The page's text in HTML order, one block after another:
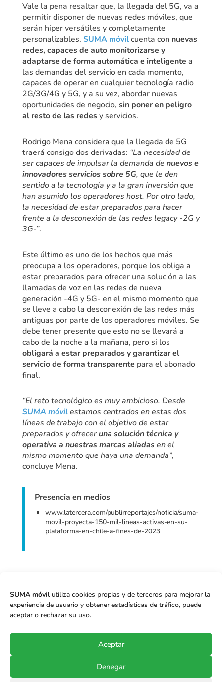
SUMA móvilutiliza cookies propias y de terceros para mejorar la
experiencia de usuario y obtener estadísticas de tráfico, puede
aceptar o rechazar su uso.
Aceptar
Denegar
Vale la pena resaltar que, la llegada del 5G, va a
permitir disponer de nuevas redes móviles, que
serán hiper versátiles y completamente
personalizables. SUMA móvilcuenta con nuevas
redes, capaces de auto monitorizarse y
adaptarse de forma automática e inteligente a
las demandas del servicio en cada momento,
capaces de operar en cualquier tecnología radio
2G/3G/4G y 5G, y a su vez, abordar nuevas
oportunidades de negocio, sin poner en peligro
al resto de las redesy servicios.
Rodrigo Mena considera que la llegada de 5G
traerá consigo dos derivadas: “La necesidad de
ser capaces de impulsar la demanda de nuevos e
innovadores servicios sobre 5G, que le den
sentido a la tecnología y a la gran inversión que
han asumido los operadores host. Por otro lado,
la necesidad de estar preparados para hacer
frente a la desconexión de las redes legacy -2G y
3G-”.
Este último es uno de los hechos que más
preocupa a los operadores, porque los obliga a
estar preparados para ofrecer una solución a las
llamadas de voz en las redes de nueva
generación -4G y 5G- en el mismo momento que
se lleve a cabo la desconexión de las redes más
antiguas por parte de los operadores móviles. Se
debe tener presente que esto no se llevará a
cabo de la noche a la mañana, pero si los
obligará a estar preparados y garantizar el
servicio de forma transparente para el abonado
final.
“El reto tecnológico es muy ambicioso. Desde
SUMA móvilestamos centrados en estas dos
líneas de trabajo con el objetivo de estar
preparados y ofreceruna solución técnica y
operativa a nuestras marcas aliadasen el
mismo momento que haya una demanda”,
concluye Mena.
Presencia en medios
www.latercera.com/publirreportajes/noticia/suma-
movil-proyecta-150-mil-lineas-activas-en-su-
plataforma-en-chile-a-fines-de-2023

SUMA,Rodrigo Mena,Smobi,Telbros